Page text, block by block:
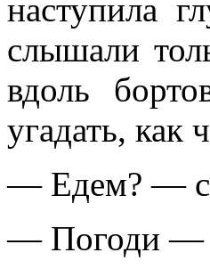
наступила
слышали
вдоль
угадать, как
— Едем? —
— Погоди —